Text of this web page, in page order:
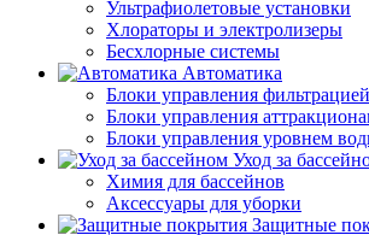
Ультрафиолетовые установки
Хлораторы и электролизеры
Бесхлорные системы
Автоматика
Блоки управления
Блоки управления
Блоки управления уровнем
Уход за
Химия для бассейнов
Аксессуары для уборки
Защитные